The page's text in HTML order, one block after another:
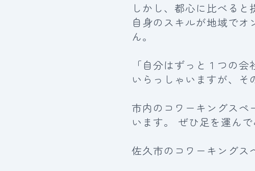
しかし、都心に比べる
自身のスキルが地域で
ん。
「自分はずっと１つの
いらっしゃいますが、そ
市内のコワーキングスペ
います。 ぜひ足を運ん
佐久市のコワーキングス